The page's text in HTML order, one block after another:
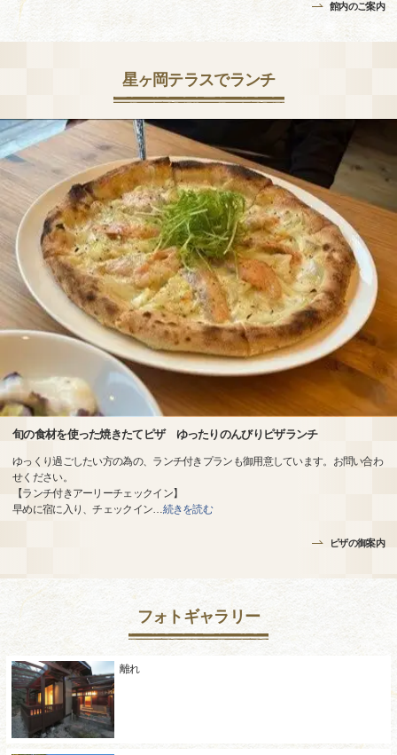
館内のご案内
星ヶ岡テラスでランチ
旬の食材を使った焼きたてピザ ゆったりのんびりピザランチ
ゆっくり過ごしたい方の為の、ランチ付きプランも御用意しています。お問い合わ
せください。
【ランチ付きアーリーチェックイン】
早めに宿に入り、チェックイン…続きを読む
ピザの御案内
フォトギャラリー
離れ